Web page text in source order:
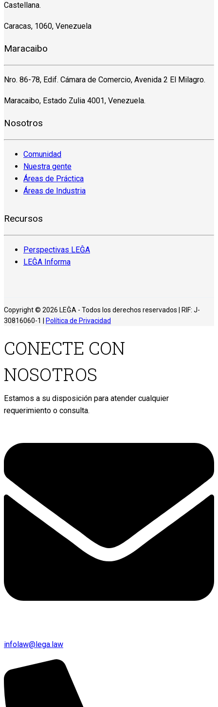
Castellana.
Caracas, 1060, Venezuela
Maracaibo
Nro. 86-78, Edif. Cámara de Comercio, Avenida 2 El Milagro.
Maracaibo, Estado Zulia 4001, Venezuela.
Nosotros
Comunidad
Nuestra gente
Áreas de Práctica
Áreas de Industria
Recursos
Perspectivas LEĜA
LEĜA Informa
Copyright © 2026 LEĜA - Todos los derechos reservados | RIF: J-
30816060-1 |
Política de Privacidad
CONECTE CON
NOSOTROS
Estamos a su disposición para atender cualquier
requerimiento o consulta.
infolaw@lega.law